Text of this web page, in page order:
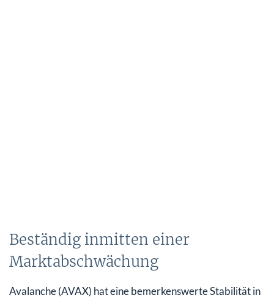
Beständig inmitten einer
Marktabschwächung
Avalanche (AVAX) hat eine bemerkenswerte Stabilität in